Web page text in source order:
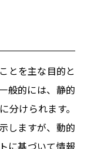
とを主な目的と
般的には、静的
分けられます。
しますが、動的